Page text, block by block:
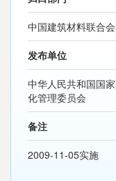
中国建筑材料联合会
发布单位
中华人民共和国国
化管理委员会
备注
2009-11-05实施